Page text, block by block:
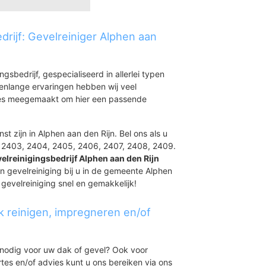
Noord
Zuid
Gevelreiniger Alphen aan
gespecialiseerd in allerlei typen
ervaringen hebben wij veel
meegemaakt om hier een passende
zijn in Alphen aan den Rijn. Bel ons als u
2404, 2405, 2406, 2407, 2408, 2409.
Alphen aan den Rijn
gevelreiniging bij u in de gemeente Alphen
snel en gemakkelijk!
reinigen, impregneren en/of
voor uw dak of gevel? Ook voor
en/of advies kunt u ons bereiken via ons